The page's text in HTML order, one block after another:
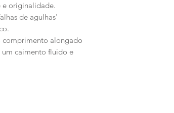
e originalidade.
de agulhas'
comprimento alongado
caimento fluido e